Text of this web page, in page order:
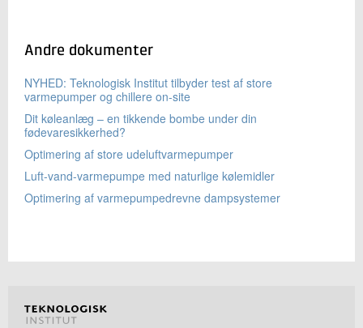
Andre dokumenter
NYHED: Teknologisk Institut tilbyder test af store
varmepumper og chillere on-site
Dit køleanlæg – en tikkende bombe under din
fødevaresikkerhed?
Optimering af store udeluftvarmepumper
Luft-vand-varmepumpe med naturlige kølemidler
Optimering af varmepumpedrevne dampsystemer